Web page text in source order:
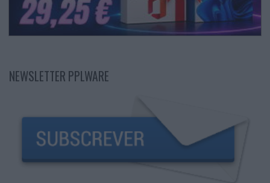
NEWSLETTER PPLWARE